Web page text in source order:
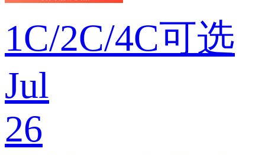
1C/2C/4C可选
Jul
26